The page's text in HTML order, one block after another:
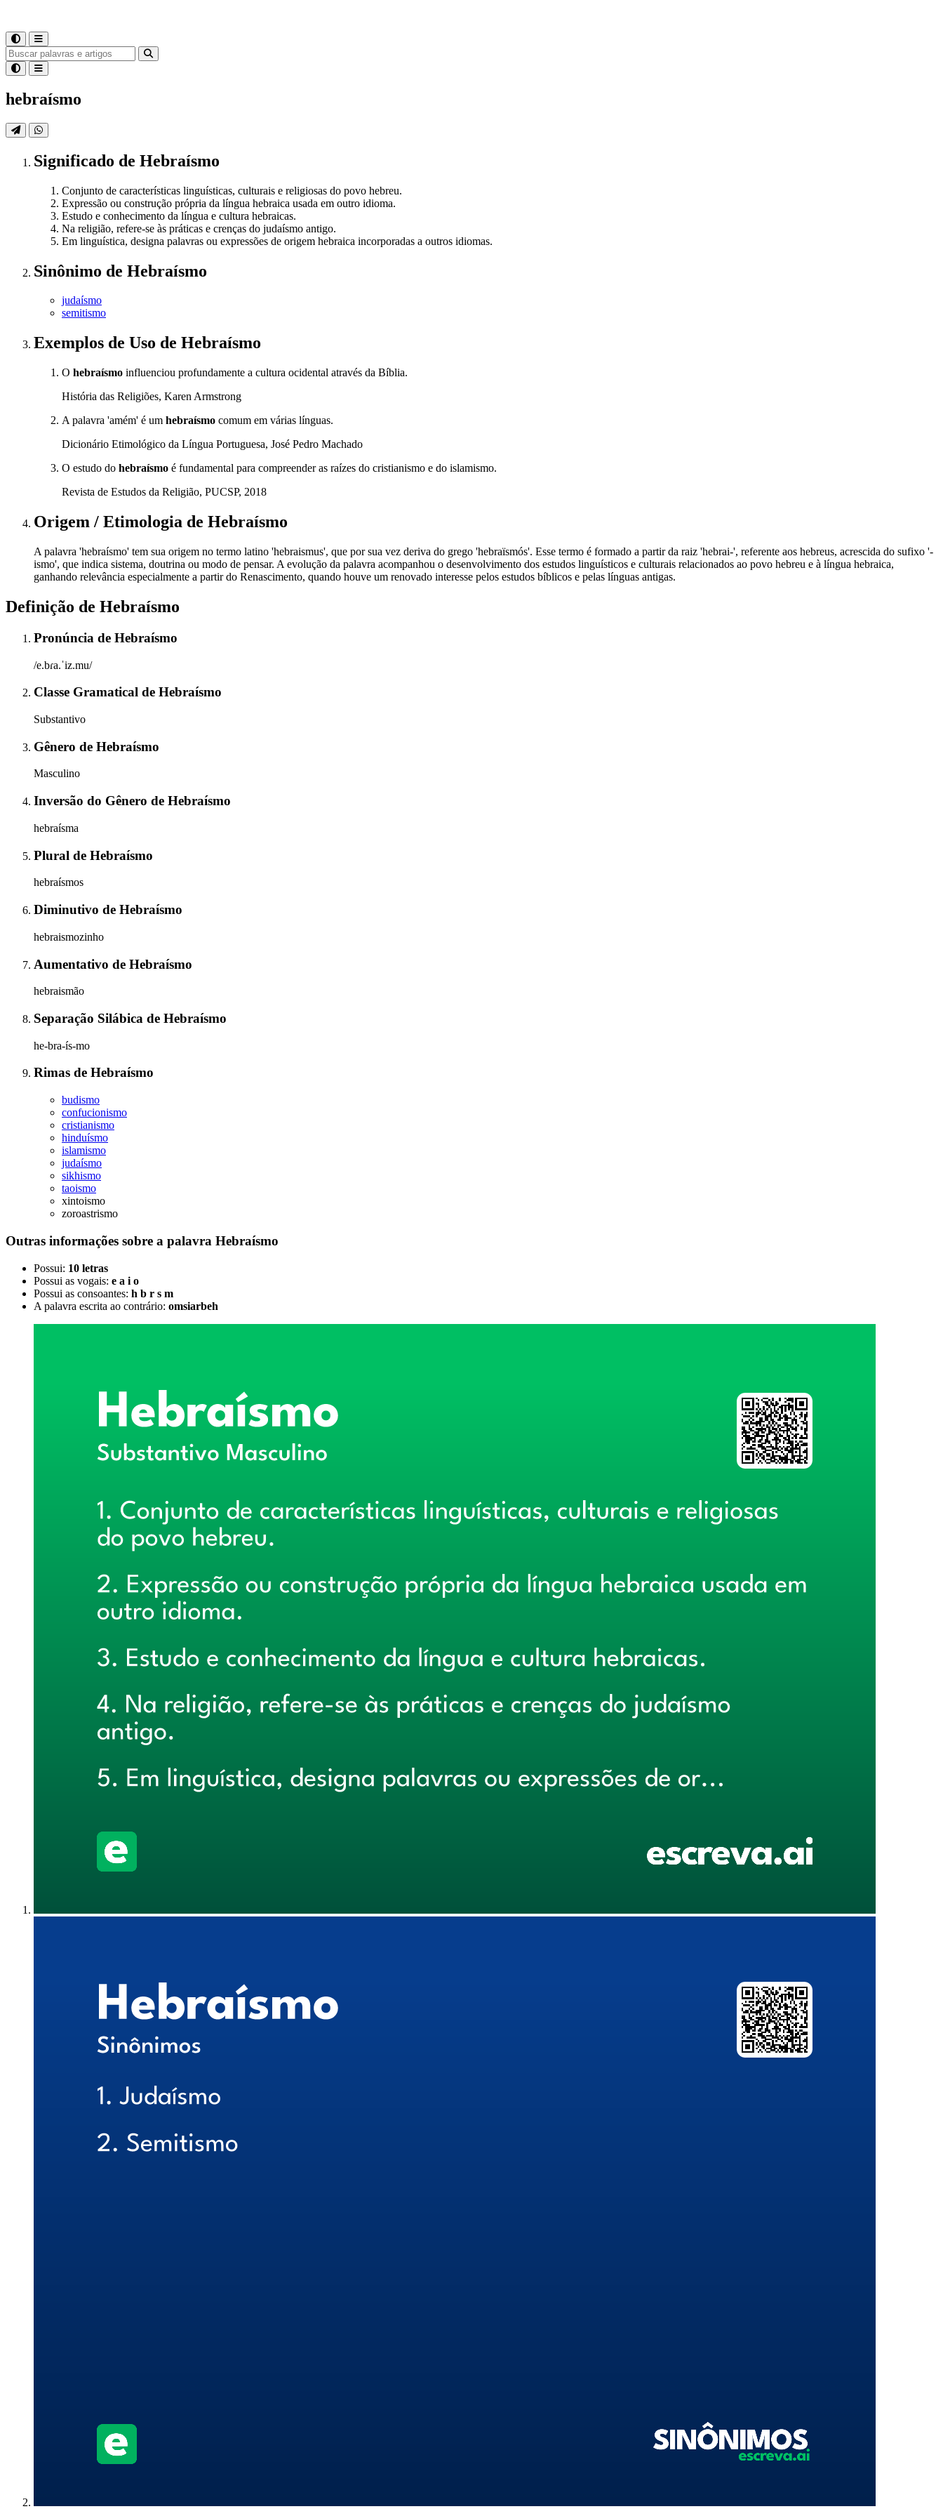
hebraísmo
Significado de Hebraísmo
Conjunto de características linguísticas, culturais e religiosas do povo hebreu.
Expressão ou construção própria da língua hebraica usada em outro idioma.
Estudo e conhecimento da língua e cultura hebraicas.
Na religião, refere-se às práticas e crenças do judaísmo antigo.
Em linguística, designa palavras ou expressões de origem hebraica incorporadas a outros idiomas.
Sinônimo de Hebraísmo
judaísmo
semitismo
Exemplos de Uso de Hebraísmo
O hebraísmo influenciou profundamente a cultura ocidental através da Bíblia.
História das Religiões, Karen Armstrong
A palavra 'amém' é um hebraísmo comum em várias línguas.
Dicionário Etimológico da Língua Portuguesa, José Pedro Machado
O estudo do hebraísmo é fundamental para compreender as raízes do cristianismo e do islamismo.
Revista de Estudos da Religião, PUCSP, 2018
Origem / Etimologia de Hebraísmo
A palavra 'hebraísmo' tem sua origem no termo latino 'hebraismus', que por sua vez deriva do grego 'hebraïsmós'. Esse termo é formado a partir da raiz 'hebrai-', referente aos hebreus, acrescida do sufixo '-
ismo', que indica sistema, doutrina ou modo de pensar. A evolução da palavra acompanhou o desenvolvimento dos estudos linguísticos e culturais relacionados ao povo hebreu e à língua hebraica,
ganhando relevância especialmente a partir do Renascimento, quando houve um renovado interesse pelos estudos bíblicos e pelas línguas antigas.
Definição de Hebraísmo
Pronúncia de Hebraísmo
/e.bɾa.ˈiz.mu/
Classe Gramatical de Hebraísmo
Substantivo
Gênero de Hebraísmo
Masculino
Inversão do Gênero de Hebraísmo
hebraísma
Plural de Hebraísmo
hebraísmos
Diminutivo de Hebraísmo
hebraismozinho
Aumentativo de Hebraísmo
hebraismão
Separação Silábica de Hebraísmo
he-bra-ís-mo
Rimas de Hebraísmo
budismo
confucionismo
cristianismo
hinduísmo
islamismo
judaísmo
sikhismo
taoismo
xintoismo
zoroastrismo
Outras informações sobre a palavra Hebraísmo
Possui: 10 letras
Possui as vogais: e a i o
Possui as consoantes: h b r s m
A palavra escrita ao contrário: omsiarbeh